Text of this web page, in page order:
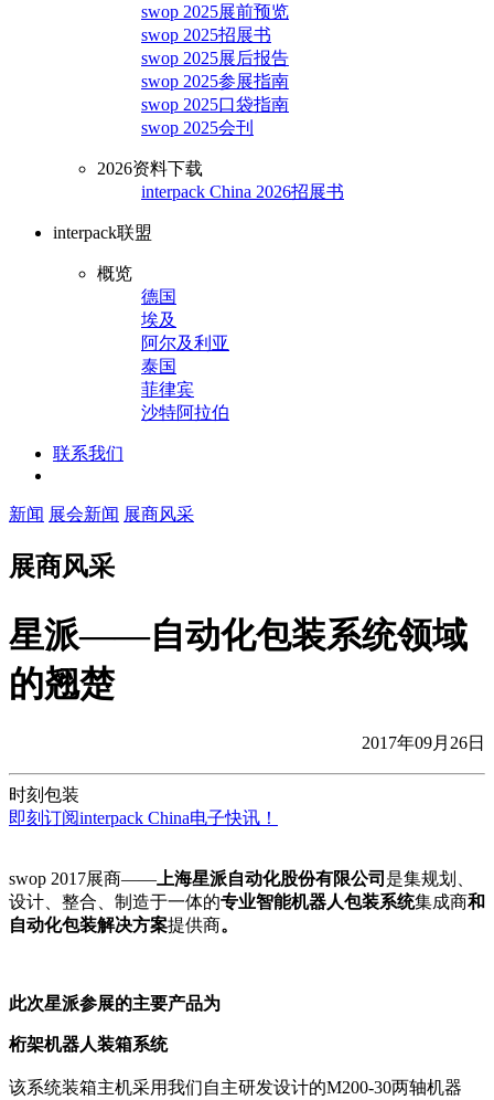
swop 2025展前预览
swop 2025招展书
swop 2025展后报告
swop 2025参展指南
swop 2025口袋指南
swop 2025会刊
2026资料下载
interpack China 2026招展书
interpack联盟
概览
德国
埃及
阿尔及利亚
泰国
菲律宾
沙特阿拉伯
联系我们
新闻 展会新闻 展商风采
展商风采
星派——自动化包装系统领域
的翘楚
2017年09月26日
时刻包装
即刻订阅interpack China电子快讯！
swop 2017展商—— 上海星派自动化股份有限公司 是集规划、
设计、整合、制造于一体的专业智能机器人包装系统集成商和
自动化包装解决方案提供商。
此次星派参展的主要产品为
桁架机器人装箱系统
该系统装箱主机采用我们自主研发设计的M200-30两轴机器